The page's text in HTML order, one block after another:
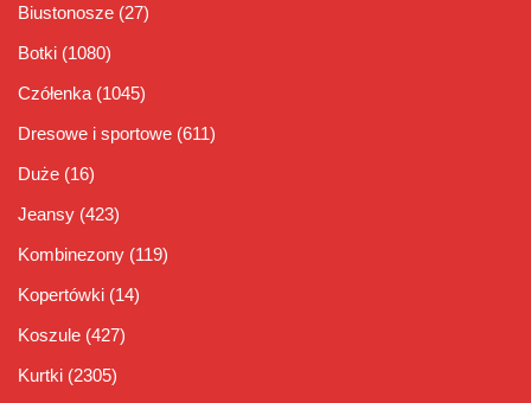
Biustonosze (27)
Botki (1080)
Czółenka (1045)
Dresowe i sportowe (611)
Duże (16)
Jeansy (423)
Kombinezony (119)
Kopertówki (14)
Koszule (427)
Kurtki (2305)